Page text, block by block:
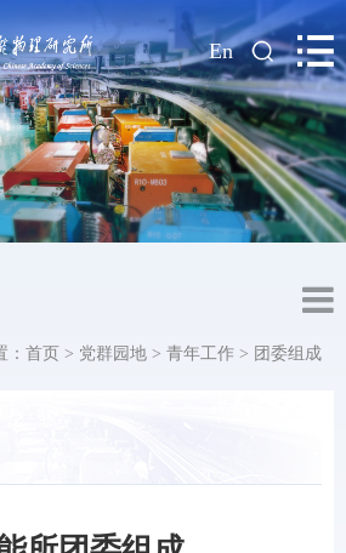
| En
首页 > 党群园地 > 青年工作 > 团委组成